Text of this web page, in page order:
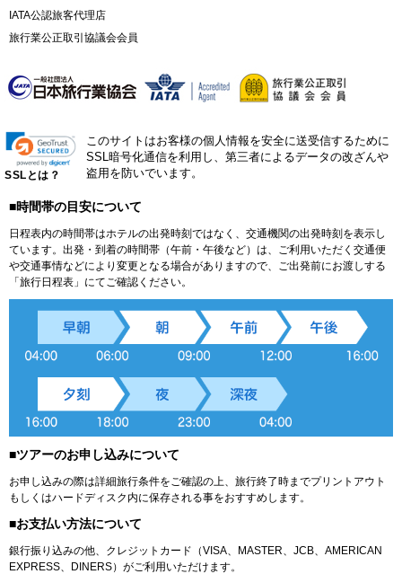
IATA公認旅客代理店
旅行業公正取引協議会会員
SSLとは？
このサイトはお客様の個人情報を安全に送受信するために
SSL暗号化通信を利用し、第三者によるデータの改ざんや
盗用を防いでいます。
■時間帯の目安について
日程表内の時間帯はホテルの出発時刻ではなく、交通機関の出発時刻を表示し
ています。出発・到着の時間帯（午前・午後など）は、ご利用いただく交通便
や交通事情などにより変更となる場合がありますので、ご出発前にお渡しする
「旅行日程表」にてご確認ください。
■ツアーのお申し込みについて
お申し込みの際は詳細旅行条件をご確認の上、旅行終了時までプリントアウト
もしくはハードディスク内に保存される事をおすすめします。
■お支払い方法について
銀行振り込みの他、クレジットカード（VISA、MASTER、JCB、AMERICAN
EXPRESS、DINERS）がご利用いただけます。